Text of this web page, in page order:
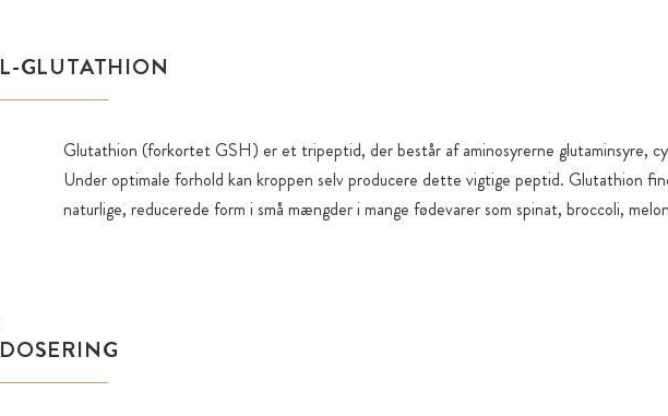
Vi undgår
dem kun
L-GLUTATHION
Glutathion (forkortet GSH) er et tripeptid, der består af aminosyrerne glutaminsyre,
Under optimale forhold kan kroppen selv producere dette vigtige peptid. Glutathion
naturlige, reducerede form i små mængder i mange fødevarer som spinat, broccoli,
DOSERING